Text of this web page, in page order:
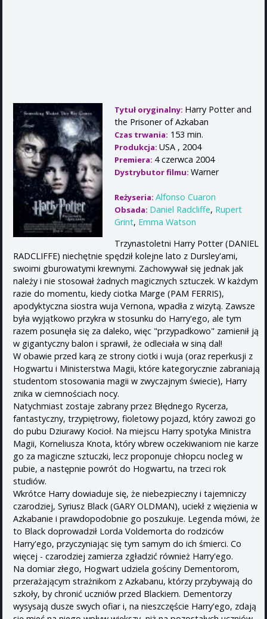
Tytuł oryginalny: Harry Potter and
the Prisoner of Azkaban
Czas trwania: 153 min.
Produkcja: USA , 2004
Premiera: 4 czerwca 2004
Dystrybutor filmu: Warner
Reżyseria: Alfonso Cuaron
Obsada: Daniel Radcliffe, Rupert
Grint, Emma Watson
Trzynastoletni Harry Potter (DANIEL
RADCLIFFE) niechętnie spędził kolejne lato z Dursley'ami,
swoimi gburowatymi krewnymi. Zachowywał się jednak jak
należy i nie stosował żadnych magicznych sztuczek. W każdym
razie do momentu, kiedy ciotka Marge (PAM FERRIS),
apodyktyczna siostra wuja Vernona, wpadła z wizytą. Zawsze
była wyjątkowo przykra w stosunku do Harry'ego, ale tym
razem posunęła się za daleko, więc "przypadkowo" zamienił ją
w gigantyczny balon i sprawił, że odleciała w siną dal!
W obawie przed karą ze strony ciotki i wuja (oraz reperkusji z
Hogwartu i Ministerstwa Magii, które kategorycznie zabraniają
studentom stosowania magii w zwyczajnym świecie), Harry
znika w ciemnościach nocy.
Natychmiast zostaje zabrany przez Błędnego Rycerza,
fantastyczny, trzypiętrowy, fioletowy pojazd, który zawozi go
do pubu Dziurawy Kocioł. Na miejscu Harry spotyka Ministra
Magii, Korneliusza Knota, który wbrew oczekiwaniom nie karze
go za magiczne sztuczki, lecz proponuje chłopcu nocleg w
pubie, a następnie powrót do Hogwartu, na trzeci rok
studiów.
Wkrótce Harry dowiaduje się, że niebezpieczny i tajemniczy
czarodziej, Syriusz Black (GARY OLDMAN), uciekł z więzienia w
Azkabanie i prawdopodobnie go poszukuje. Legenda mówi, że
to Black doprowadził Lorda Voldemorta do rodziców
Harry'ego, przyczyniając się tym samym do ich śmierci. Co
więcej - czarodziej zamierza zgładzić również Harry'ego.
Na domiar złego, Hogwart udziela gościny Dementorom,
przerażającym strażnikom z Azkabanu, którzy przybywają do
szkoły, by chronić uczniów przed Blackiem. Dementorzy
wysysają dusze swych ofiar i, na nieszczęście Harry'ego, zdają